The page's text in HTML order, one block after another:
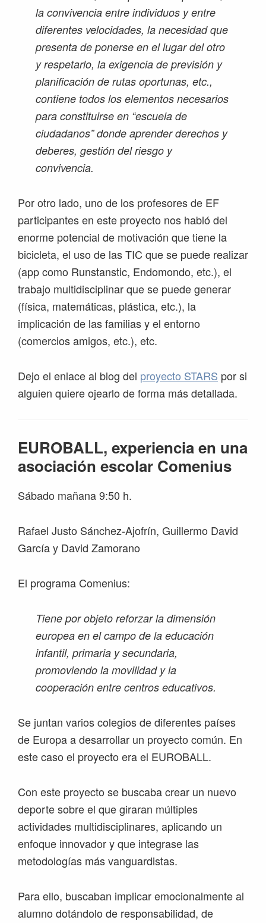
la convivencia entre individuos y entre
diferentes velocidades, la necesidad que
presenta de ponerse en el lugar del otro
y respetarlo, la exigencia de previsión y
planificación de rutas oportunas, etc.,
contiene todos los elementos necesarios
para constituirse en “escuela de
ciudadanos” donde aprender derechos y
deberes, gestión del riesgo y
convivencia.
Por otro lado, uno de los profesores de EF
participantes en este proyecto nos habló del
enorme potencial de motivación que tiene la
bicicleta, el uso de las TIC que se puede realizar
(app como Runstanstic, Endomondo, etc.), el
trabajo multidisciplinar que se puede generar
(física, matemáticas, plástica, etc.), la
implicación de las familias y el entorno
(comercios amigos, etc.), etc.
Dejo el enlace al blog del proyecto STARS por si
alguien quiere ojearlo de forma más detallada.
EUROBALL, experiencia en una
asociación escolar Comenius
Sábado mañana 9:50 h.
Rafael Justo Sánchez-Ajofrín, Guillermo David
García y David Zamorano
El programa Comenius:
Tiene por objeto reforzar la dimensión
europea en el campo de la educación
infantil, primaria y secundaria,
promoviendo la movilidad y la
cooperación entre centros educativos.
Se juntan varios colegios de diferentes países
de Europa a desarrollar un proyecto común. En
este caso el proyecto era el EUROBALL.
Con este proyecto se buscaba crear un nuevo
deporte sobre el que giraran múltiples
actividades multidisciplinares, aplicando un
enfoque innovador y que integrase las
metodologías más vanguardistas.
Para ello, buscaban implicar emocionalmente al
alumno dotándolo de responsabilidad, de